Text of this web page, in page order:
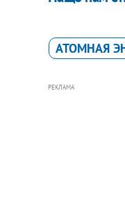
АТОМНАЯ
РЕКЛАМА